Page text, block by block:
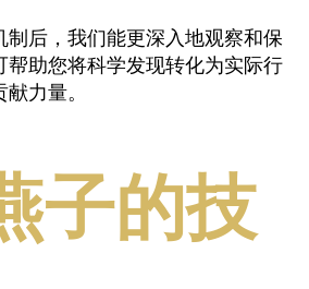
制后，我们能更深入地观察和保
帮助您将科学发现转化为实际行
力量。
子的技